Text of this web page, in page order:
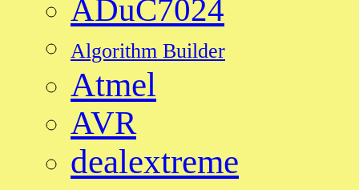
ADuC7024
Algorithm Builder
Atmel
AVR
dealextreme